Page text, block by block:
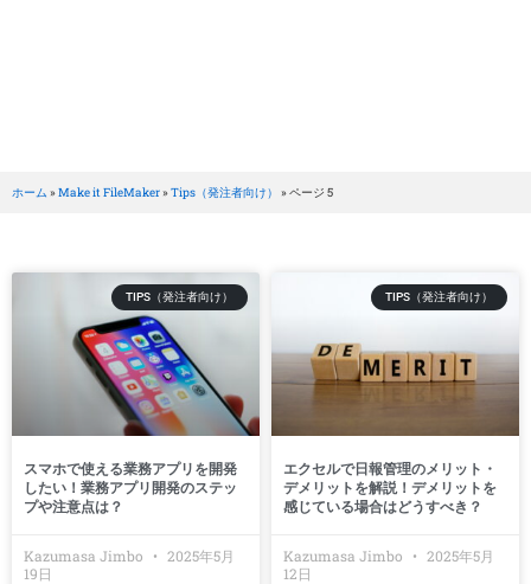
ホーム »Make it FileMaker»Tips（発注者向け） »ページ 5
TIPS（発注者向け）
スマホで使える業務アプリを開発
したい！業務アプリ開発のステッ
プや注意点は？
Kazumasa Jimbo
2025年5月
19日
TIPS（発注者向け）
エクセルで日報管理のメリット・
デメリットを解説！デメリットを
感じている場合はどうすべき？
Kazumasa Jimbo
2025年5月
12日